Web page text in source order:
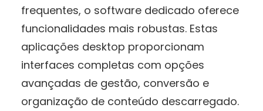
frequentes, o software dedicado oferece
funcionalidades mais robustas. Estas
aplicações desktop proporcionam
interfaces completas com opções
avançadas de gestão, conversão e
organização de conteúdo descarregado.